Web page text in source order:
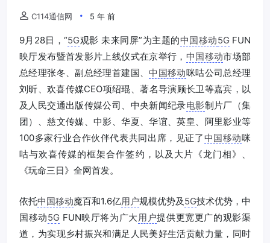
C114通信网 5 年 前
9月28日，“5G观影 未来同屏”为主题的中国移动5GFUN
映厅发布暨首发影片上线仪式在京举行， 中国移动市场部
总经理张冬、副总经理首建国、中国移动咪咕公司总经理
刘昕、欢喜传媒CEO项绍琨、著名导演顾长卫等嘉宾，以
及人民交通出版传媒公司、中央新闻纪录电影制片厂（集
团）、慈文传媒、中影、华夏、华谊、英皇、阿里影业等
100多家行业合作伙伴代表共同出席，见证了中国移动咪
咕与欢喜传媒的框架合作签约，以及大片《龙门相》、
《玩命三日》全网首发。
依托中国移动魔百和1.6亿用户规模优势及 5G技术优势，中
国移动5GFUN映厅将为广大用户提供更宽更广的观影渠
道，为实现乡村振兴和满足人民美好生活贡献力量，同时